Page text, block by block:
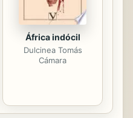
África indócil
Dulcinea Tomás
Cámara